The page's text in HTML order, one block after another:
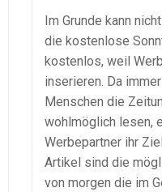
Im Grunde kann
die kostenlose
kostenlos, weil
inserieren. Da
Menschen die
wohlmöglich lesen,
Werbepartner ihr
Artikel sind die
von morgen die im